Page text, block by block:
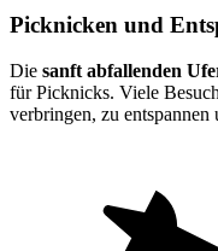
Picknicken und
Die sanft abfallenden
für Picknicks. Viele
verbringen, zu